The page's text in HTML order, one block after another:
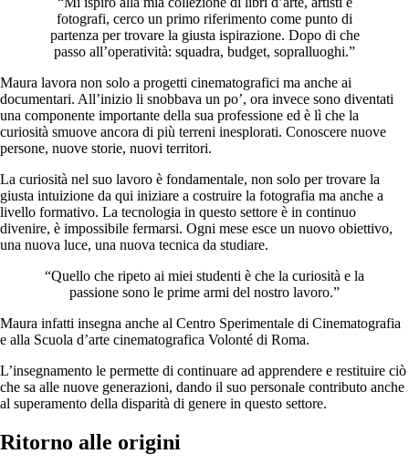
fotografi, cerco un primo riferimento come punto di
partenza per trovare la giusta ispirazione. Dopo di che
passo all’operatività: squadra, budget, sopralluoghi.”
Maura lavora non solo a progetti cinematografici ma anche ai
documentari. All’inizio li snobbava un po’, ora invece sono diventati
una componente importante della sua professione ed è lì che la
curiosità smuove ancora di più terreni inesplorati. Conoscere nuove
persone, nuove storie, nuovi territori.
La curiosità nel suo lavoro è fondamentale, non solo per trovare la
giusta intuizione da qui iniziare a costruire la fotografia ma anche a
livello formativo. La tecnologia in questo settore è in continuo
divenire, è impossibile fermarsi. Ogni mese esce un nuovo obiettivo,
una nuova luce, una nuova tecnica da studiare.
“Quello che ripeto ai miei studenti è che la curiosità e la
passione sono le prime armi del nostro lavoro.”
Maura infatti insegna anche al Centro Sperimentale di Cinematografia
e alla Scuola d’arte cinematografica Volonté di Roma.
L’insegnamento le permette di continuare ad apprendere e restituire ciò
che sa alle nuove generazioni, dando il suo personale contributo anche
al superamento della disparità di genere in questo settore.
Ritorno alle origini